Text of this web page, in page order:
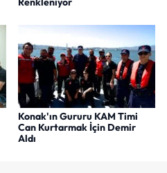
Konak'ın Gururu KAM Timi
Can Kurtarmak İçin Demir
Aldı